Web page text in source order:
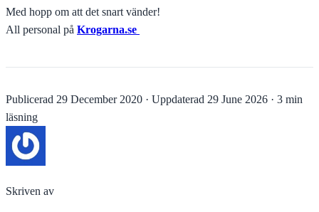
Med hopp om att det snart vänder!
All personal på Krogarna.se
Publicerad 29 December 2020 · Uppdaterad 29 June 2026 · 3 min
läsning
Skriven av